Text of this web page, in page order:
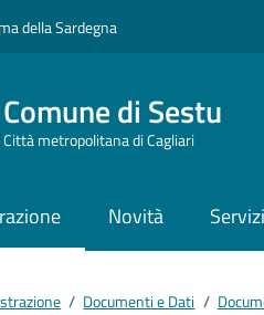
della Sardegna
Comune di Sestu
Città metropolitana di Cagliari
Novità
/ Documenti e Dati /